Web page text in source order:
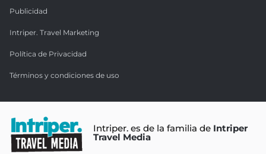
Publicidad
Intriper. Travel Marketing
Política de Privacidad
Términos y condiciones de uso
Intriper. es de la familia de Intriper
Travel Media